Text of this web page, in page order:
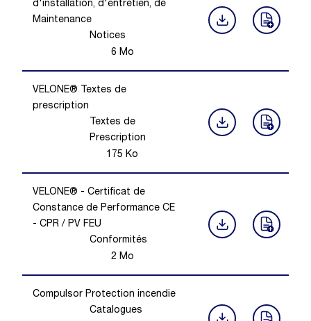
d'installation, d'entretien, de
Maintenance
Notices
6 Mo
VELONE® Textes de
prescription
Textes de
Prescription
175 Ko
VELONE® - Certificat de
Constance de Performance CE
- CPR / PV FEU
Conformités
2 Mo
Compulsor Protection incendie
Catalogues